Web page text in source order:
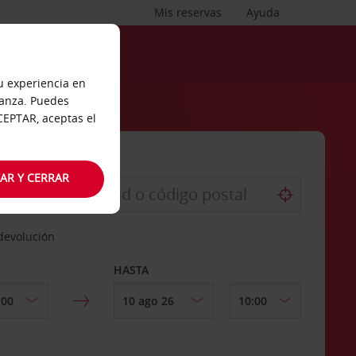
Ayuda
Mis reservas
HASTA
experiencia en
Puedes
aceptas el
Y CERRAR